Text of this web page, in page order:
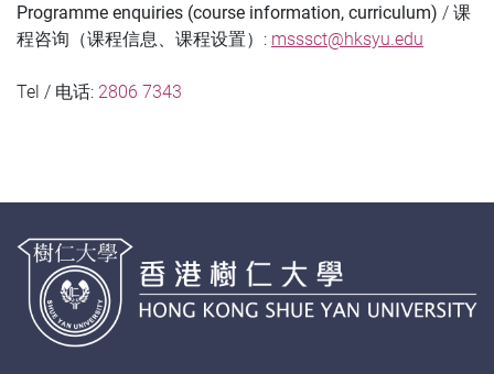
Programme enquiries (course information, curriculum) / 课
程咨询（课程信息、课程设置） : msssct@hksyu.edu
Tel / 电话: 2806 7343